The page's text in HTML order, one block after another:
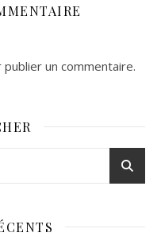
publier un commentaire.